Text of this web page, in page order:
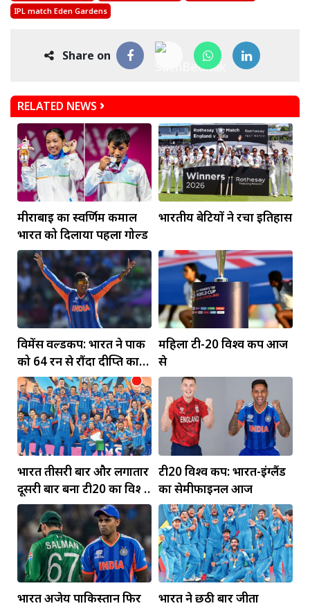
IPL match Eden Gardens
Share on
RELATED NEWS
मीराबाई का स्वर्णिम कमाल
भारत को दिलाया पहला गोल्ड
भारतीय बेटियों ने रचा इतिहास
विमेंस वर्ल्डकप: भारत ने पाक
को 64 रन से रौंदा दीप्ति का
पंजा... मंधाना की फिफ्टी
महिला टी-20 विश्व कप आज
से
भारत तीसरी बार और लगातार
दूसरी बार बना टी20 का विश्व
विजेता
टी20 विश्व कप: भारत-इंग्लैंड
का सेमीफाइनल आज
भारत अजेय पाकिस्तान फिर भारत ने छठी बार जीता